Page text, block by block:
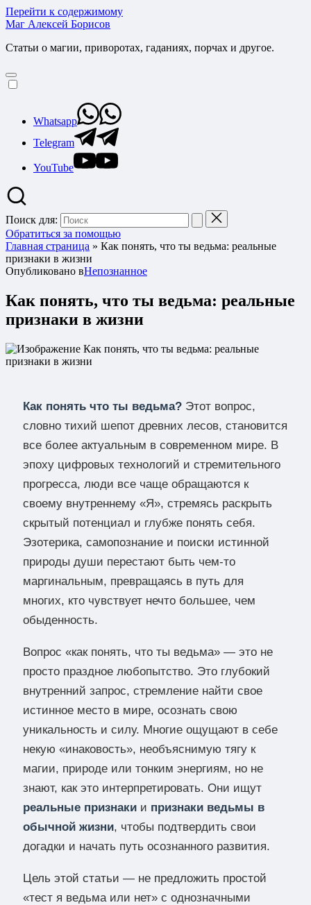
Перейти к содержимому
Маг Алексей Борисов
Статьи о магии, приворотах, гаданиях, порчах и другое.
Whatsapp
Telegram
YouTube
Поиск для:
Обратиться за помощью
Главная страница » Как понять, что ты ведьма: реальные
признаки в жизни
Опубликовано вНепознанное
Как понять, что ты ведьма: реальные
признаки в жизни
Как понять что ты ведьма? Этот вопрос,
словно тихий шепот древних лесов, становится
все более актуальным в современном мире. В
эпоху цифровых технологий и стремительного
прогресса, люди все чаще обращаются к
своему внутреннему «Я», стремясь раскрыть
скрытый потенциал и глубже понять себя.
Эзотерика, самопознание и поиски истинной
природы души перестают быть чем-то
маргинальным, превращаясь в путь для
многих, кто чувствует нечто большее, чем
обыденность.
Вопрос «как понять, что ты ведьма» — это не
просто праздное любопытство. Это глубокий
внутренний запрос, стремление найти свое
истинное место в мире, осознать свою
уникальность и силу. Многие ощущают в себе
некую «инаковость», необъяснимую тягу к
магии, природе или тонким энергиям, но не
знают, как это интерпретировать. Они ищут
реальные признаки и признаки ведьмы в
обычной жизни, чтобы подтвердить свои
догадки и начать путь осознанного развития.
Цель этой статьи — не предложить простой
«тест я ведьма или нет» с однозначными